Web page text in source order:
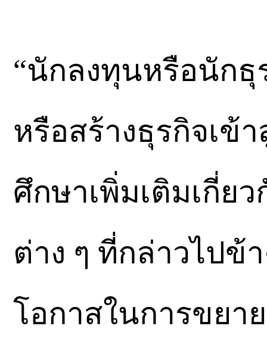
“นักลงทุนหรือนัก
หรือสร้างธุรกิจเข้
ศึกษาเพิ่มเติมเกี่ย
ต่าง ๆ ที่กล่าวไปข้
โอกาสในการขยา